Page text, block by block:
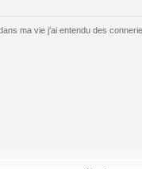
ma vie j'ai entendu des